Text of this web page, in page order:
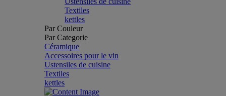
Textiles
kettles
Par Couleur
Par Categorie
Céramique
Accessoires pour le vin
Ustensiles de cuisine
Textiles
kettles